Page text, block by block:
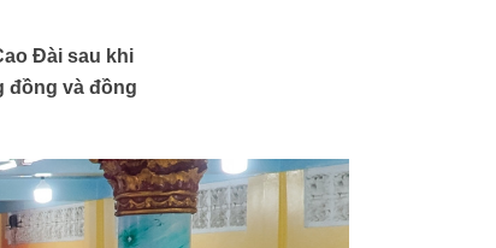
Đài sau khi
đồng và đồng